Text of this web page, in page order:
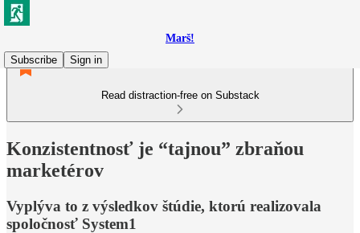
Marš!
Subscribe
Sign in
Read distraction-free on Substack
Konzistentnosť je “tajnou” zbraňou
marketérov
Vyplýva to z výsledkov štúdie, ktorú realizovala
spoločnosť System1